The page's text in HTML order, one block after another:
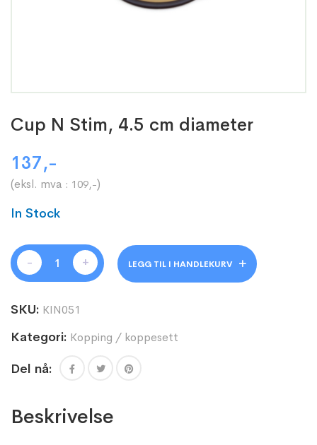
Cup N Stim, 4.5 cm diameter
137,-
(eksl. mva : 109,-)
In Stock
- + LEGG TIL I HANDLEKURV
SKU: KIN051
Kategori: Kopping / koppesett
Del nå:
Beskrivelse